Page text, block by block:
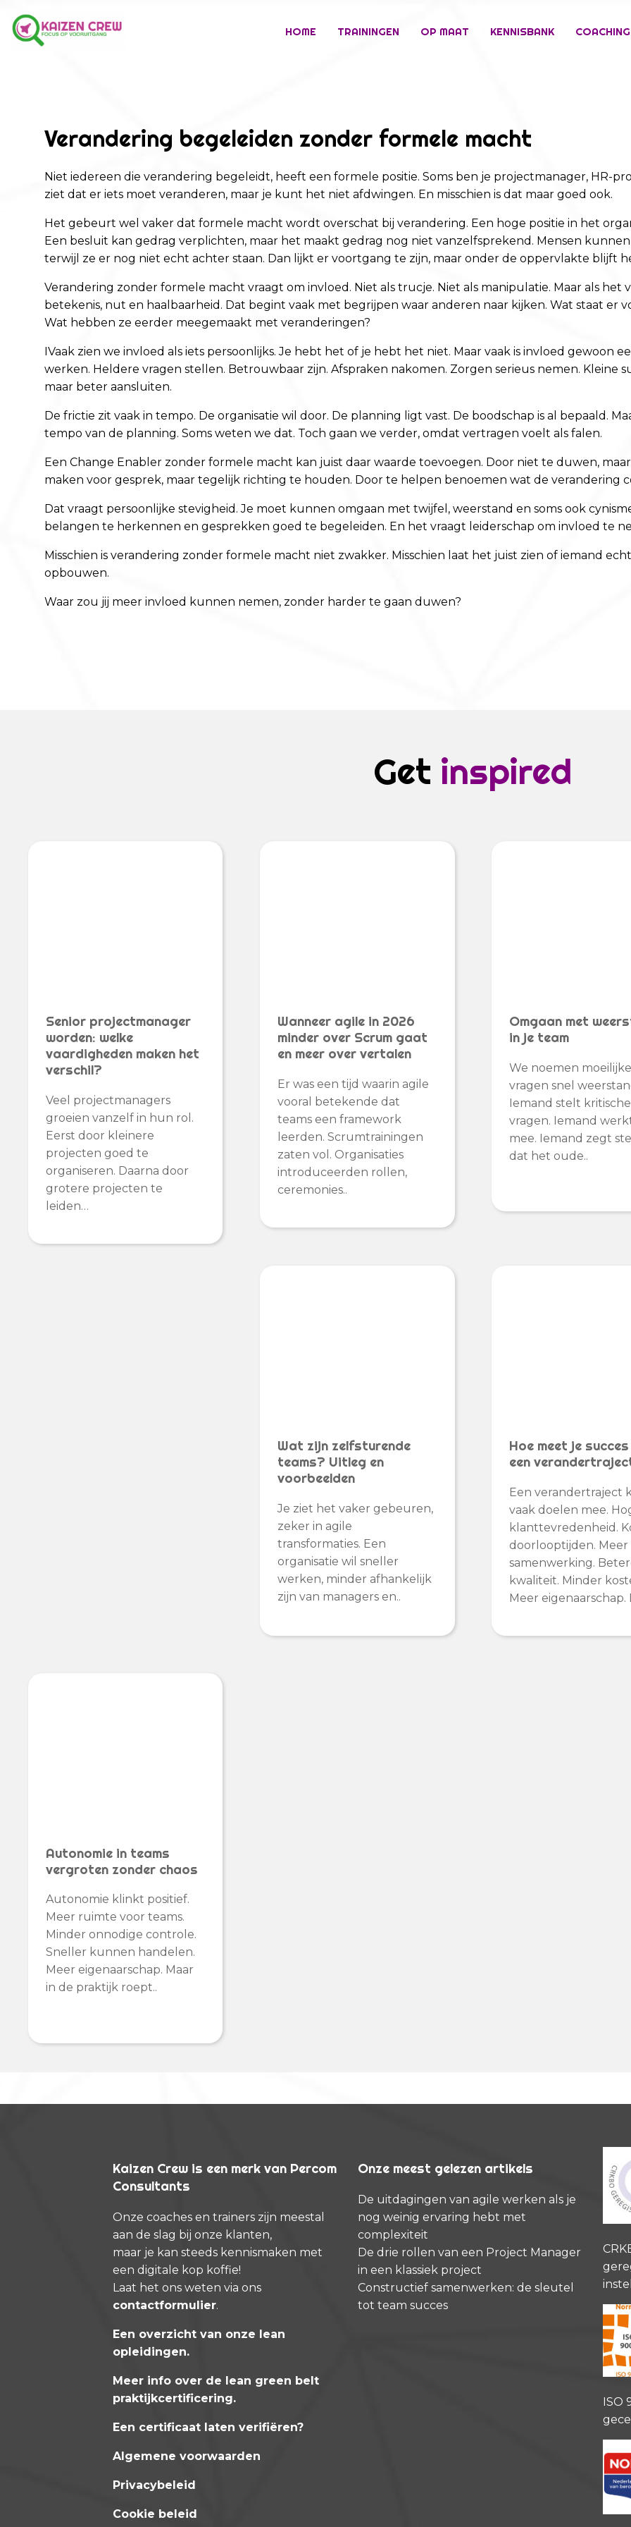
HOME TRAININGEN OP MAAT KENNISBANK
Verandering begeleiden zonder formele macht
Niet iedereen die verandering begeleidt, heeft een formele positie. Soms ben je projectmanager, HR-
ziet dat er iets moet veranderen, maar je kunt het niet afdwingen. En misschien is dat maar goed ook.
Het gebeurt wel vaker dat formele macht wordt overschat bij verandering. Een hoge positie in het
Een besluit kan gedrag verplichten, maar het maakt gedrag nog niet vanzelfsprekend. Mensen
terwijl ze er nog niet echt achter staan. Dan lijkt er voortgang te zijn, maar onder de oppervlakte blijft
Verandering zonder formele macht vraagt om invloed. Niet als trucje. Niet als manipulatie. Maar als
betekenis, nut en haalbaarheid. Dat begint vaak met begrijpen waar anderen naar kijken. Wat staat er
Wat hebben ze eerder meegemaakt met veranderingen?
IVaak zien we invloed als iets persoonlijks. Je hebt het of je hebt het niet. Maar vaak is invloed gewoon
werken. Heldere vragen stellen. Betrouwbaar zijn. Afspraken nakomen. Zorgen serieus nemen. Kleine
maar beter aansluiten.
De frictie zit vaak in tempo. De organisatie wil door. De planning ligt vast. De boodschap is al bepaald.
tempo van de planning. Soms weten we dat. Toch gaan we verder, omdat vertragen voelt als falen.
Een Change Enabler zonder formele macht kan juist daar waarde toevoegen. Door niet te duwen,
maken voor gesprek, maar tegelijk richting te houden. Door te helpen benoemen wat de verandering
Dat vraagt persoonlijke stevigheid. Je moet kunnen omgaan met twijfel, weerstand en soms ook
belangen te herkennen en gesprekken goed te begeleiden. En het vraagt leiderschap om invloed te
Misschien is verandering zonder formele macht niet zwakker. Misschien laat het juist zien of iemand
opbouwen.
Waar zou jij meer invloed kunnen nemen, zonder harder te gaan duwen?
Get inspired
Senior projectmanager
worden: welke
vaardigheden maken het
verschil?
Veel projectmanagers
groeien vanzelf in hun rol.
Eerst door kleinere
projecten goed te
organiseren. Daarna door
grotere projecten te
leiden…
Wanneer agile in 2026
minder over Scrum gaat
en meer over vertalen
Er was een tijd waarin agile
vooral betekende dat
teams een framework
leerden. Scrumtrainingen
zaten vol. Organisaties
introduceerden rollen,
ceremonies..
Omgaan met
in je team
We noemen moeilijke
vragen snel
Iemand stelt kritische
vragen. Iemand
mee. Iemand zegt
dat het oude..
Wat zijn zelfsturende
teams? Uitleg en
voorbeelden
Je ziet het vaker gebeuren,
zeker in agile
transformaties. Een
organisatie wil sneller
werken, minder afhankelijk
zijn van managers en..
Hoe meet je
een
Een verandertraject
vaak doelen mee.
klanttevredenheid.
doorlooptijden. Meer
samenwerking.
kwaliteit. Minder
Meer eigenaarschap.
Autonomie in teams
vergroten zonder chaos
Autonomie klinkt positief.
Meer ruimte voor teams.
Minder onnodige controle.
Sneller kunnen handelen.
Meer eigenaarschap. Maar
in de praktijk roept..
Kaizen Crew is een merk van Percom
Consultants
Onze coaches en trainers zijn meestal
aan de slag bij onze klanten,
maar je kan steeds kennismaken met
een digitale kop koffie!
Laat het ons weten via ons
contactformulier.
Een overzicht van onze lean
opleidingen.
Meer info over de lean green belt
praktijkcertificering.
Een certificaat laten verifiëren?
Algemene voorwaarden
Privacybeleid
Cookie beleid
Onze meest gelezen artikels
De uitdagingen van agile werken als je
nog weinig ervaring hebt met
complexiteit
De drie rollen van een Project Manager
in een klassiek project
Constructief samenwerken: de sleutel
tot team succes
ISO